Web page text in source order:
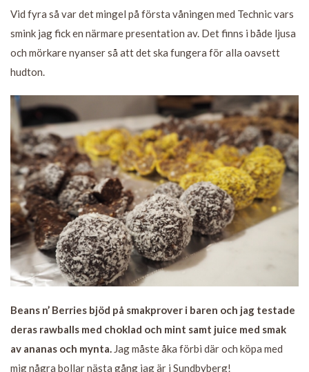
Vid fyra så var det mingel på första våningen med Technic vars
smink jag fick en närmare presentation av. Det finns i både ljusa
och mörkare nyanser så att det ska fungera för alla oavsett
hudton.
Beans n’ Berries bjöd på smakprover i baren och jag testade
deras rawballs med choklad och mint samt juice med smak
av ananas och mynta. Jag måste åka förbi där och köpa med
mig några bollar nästa gång jag är i Sundbyberg!